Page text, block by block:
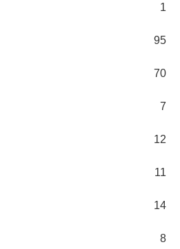
1
95
70
7
12
11
14
8